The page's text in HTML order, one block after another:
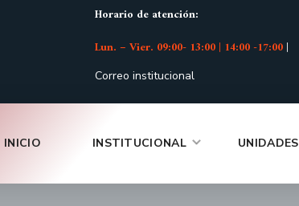
Horario de atención:
Lun. – Vier. 09:00- 13:00 | 14:00 -17:00|
Correo institucional
INICIO INSTITUCIONAL UNIDADES